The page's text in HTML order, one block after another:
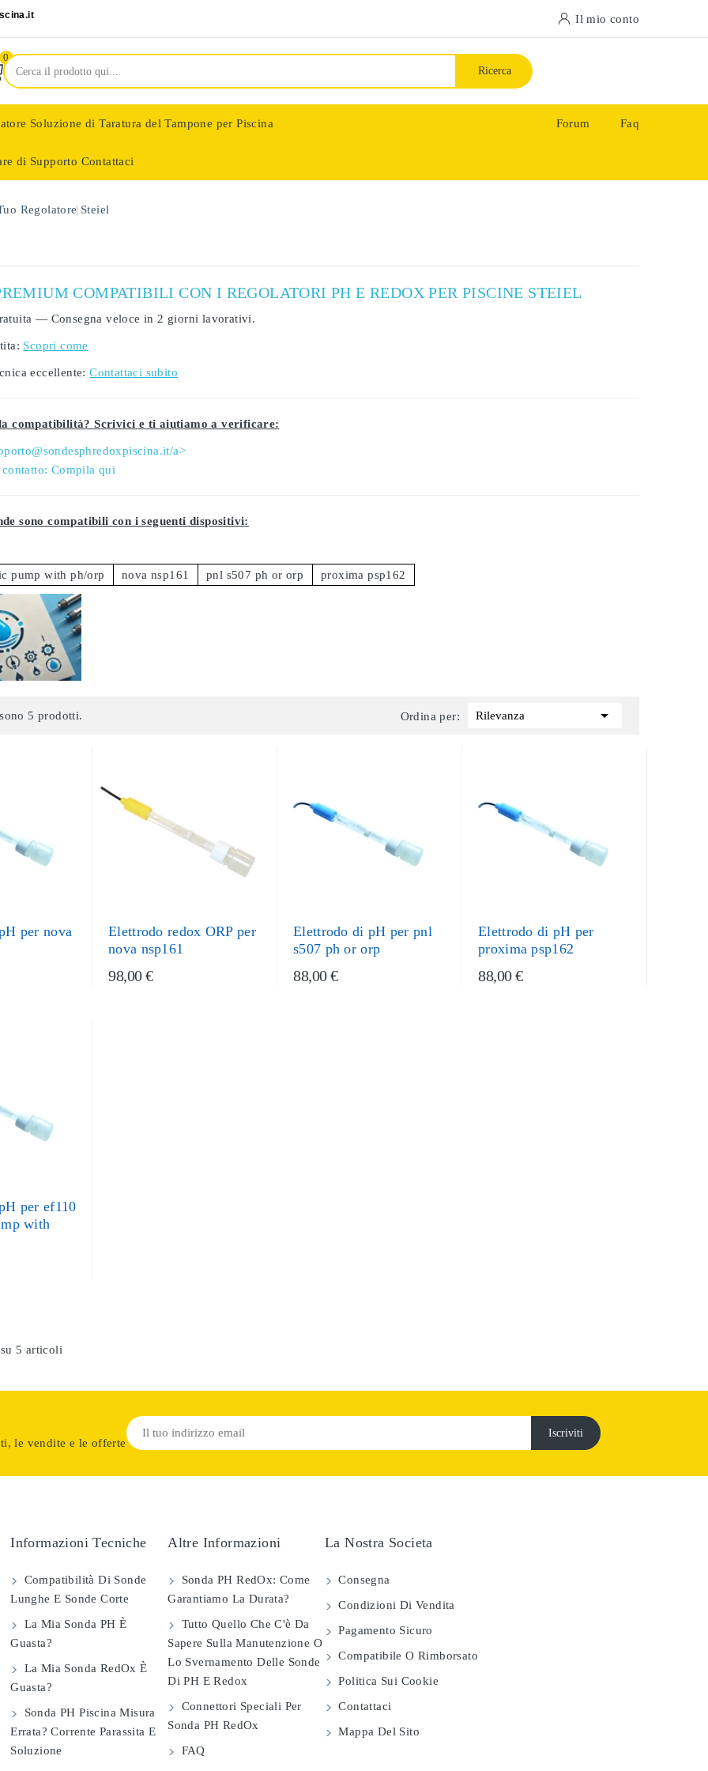
Il mio conto
0
Ricerca
Soluzione di Taratura del Tampone per Piscina
di Supporto Contattaci
Forum Faq
Regolatore Steiel
COMPATIBILI CON I REGOLATORI PH E REDOX PER PISCINE STEIEL
— Consegna veloce in 2 giorni lavorativi.
Scopri come
eccellente: Contattaci subito
compatibilità? Scrivici e ti aiutiamo a verificare:
a>
Compila qui
sono compatibili con i seguenti dispositivi:
pump with ph/orp nova nsp161 pnl s507 ph or orp proxima psp162
5 prodotti. Ordina per: Rilevanza 
per nova
Elettrodo redox ORP per
nova nsp161
98,00 €
Elettrodo di pH per pnl
s507 ph or orp
88,00 €
Elettrodo di pH per
proxima psp162
88,00 €
per ef110
with
5 articoli
le vendite e le offerte
Informazioni Tecniche
Compatibilità Di Sonde
Lunghe E Sonde Corte
La Mia Sonda PH È
Guasta?
La Mia Sonda RedOx È
Guasta?
Sonda PH Piscina Misura
Errata? Corrente Parassita E
Soluzione
Altre Informazioni
Sonda PH RedOx: Come
Garantiamo La Durata?
Tutto Quello Che C'è Da
Sapere Sulla Manutenzione O
Lo Svernamento Delle Sonde
Di PH E Redox
Connettori Speciali Per
Sonda PH RedOx
FAQ
La Nostra Societa
Consegna
Condizioni Di Vendita
Pagamento Sicuro
Compatibile O Rimborsato
Politica Sui Cookie
Contattaci
Mappa Del Sito